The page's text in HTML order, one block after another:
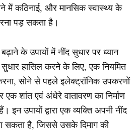
में कठिनाई, और मानसिक स्वास्थ्य के
पड़ सकता है।
के उपायों में नींद सुधार पर ध्यान
हासिल करने के लिए, एक नियमित
सोने से पहले इलेक्ट्रॉनिक उपकरणों
शांत एवं अंधेरे वातावरण का निर्माण
उपायों द्वारा एक व्यक्ति अपनी नींद
सकता है, जिससे उसके दिमाग की